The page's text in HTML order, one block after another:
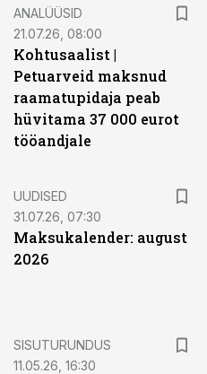
ANALÜÜSID
21.07.26, 08:00
Kohtusaalist |
Petuarveid maksnud
raamatupidaja peab
hüvitama 37 000 eurot
tööandjale
UUDISED
31.07.26, 07:30
Maksukalender: august
2026
SISUTURUNDUS
11.05.26, 16:30